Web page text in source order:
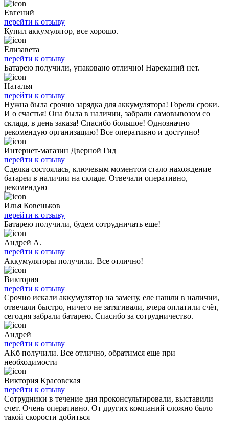
Евгений
перейти к отзыву
Купил аккумулятор, все хорошо.
Елизавета
перейти к отзыву
Батарею получили, упаковано отлично! Нареканий нет.
Наталья
перейти к отзыву
Нужна была срочно зарядка для аккумулятора! Горели сроки.
И о счастья! Она была в наличии, забрали самовывозом со
склада, в день заказа! Спасибо большое! Однозначно
рекомендую организацию! Все оперативно и доступно!
Интернет-магазин Дверной Гид
перейти к отзыву
Сделка состоялась, ключевым моментом стало нахождение
батареи в наличии на складе. Отвечали оперативно,
рекомендую
Илья Ковеньков
перейти к отзыву
Батарею получили, будем сотрудничать еще!
Андрей А.
перейти к отзыву
Аккумуляторы получили. Все отлично!
Виктория
перейти к отзыву
Срочно искали аккумулятор на замену, еле нашли в наличии,
отвечали быстро, ничего не затягивали, вчера оплатили счёт,
сегодня забрали батарею. Спасибо за сотрудничество.
Андрей
перейти к отзыву
АКб получили. Все отлично, обратимся еще при
необходимости
Виктория Красовская
перейти к отзыву
Сотрудники в течение дня проконсультировали, выставили
счет. Очень оперативно. От других компаний сложно было
такой скорости добиться